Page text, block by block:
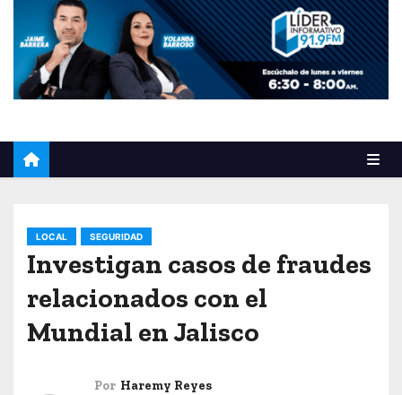
LOCAL SEGURIDAD
Investigan casos de fraudes
relacionados con el
Mundial en Jalisco
Por Haremy Reyes